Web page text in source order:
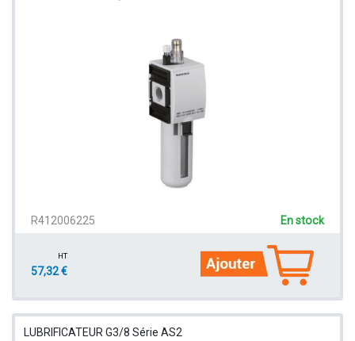
R412006225 En stock
HT
57,32 €
LUBRIFICATEUR G3/8 Série AS2